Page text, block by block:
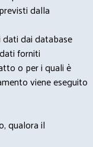
dalla
dai database
forniti
o per i quali è
viene eseguito
qualora il